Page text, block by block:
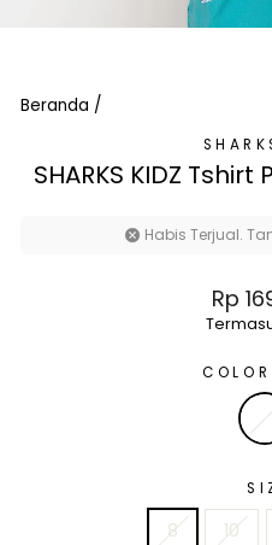
Beranda /
SHARKS KIDZ
Habis Terjual.
Harga
normal
Rp
COLOR
8 10